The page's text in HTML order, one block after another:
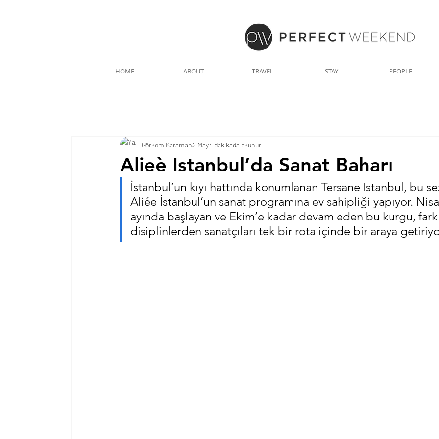
PEOPLE
STAY
TRAVEL
ABOUT
HOME
Alieè Istanbul’da Sanat Baharı
Görkem Karaman2 May4 dakikada okunur
İstanbul’un kıyı hattında konumlanan Tersane Istanbul, bu
Aliée İstanbul’un sanat programına ev sahipliği yapıyor.
ayında başlayan ve Ekim’e kadar devam eden bu kurgu,
disiplinlerden sanatçıları tek bir rota içinde bir araya